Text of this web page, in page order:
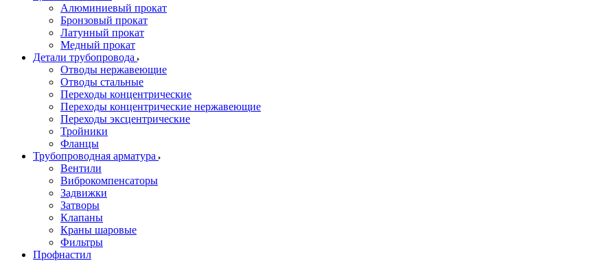
Алюминиевый прокат
Бронзовый прокат
Латунный прокат
Медный прокат
Детали трубопровода
Отводы нержавеющие
Отводы стальные
Переходы концентрические
Переходы концентрические нержавеющие
Переходы эксцентрические
Тройники
Фланцы
Трубопроводная арматура
Вентили
Виброкомпенсаторы
Задвижки
Затворы
Клапаны
Краны шаровые
Фильтры
Профнастил